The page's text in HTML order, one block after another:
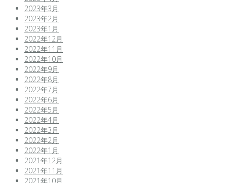
2023年3月
2023年2月
2023年1月
2022年12月
2022年11月
2022年10月
2022年9月
2022年8月
2022年7月
2022年6月
2022年5月
2022年4月
2022年3月
2022年2月
2022年1月
2021年12月
2021年11月
2021年10月